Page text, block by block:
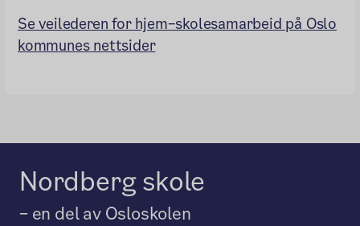
Se veilederen for hjem–skolesamarbeid på Oslo
kommunes nettsider
Nordberg skole
– en del av Osloskolen